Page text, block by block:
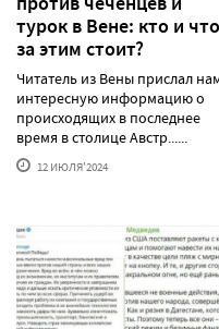
турок в Вене: кто и что
за этим стоит?
Читатель из Вены прислал
интересную информацию о
происходящих в последнее
время в столице Австр......
12 ИЮЛЯ'2024